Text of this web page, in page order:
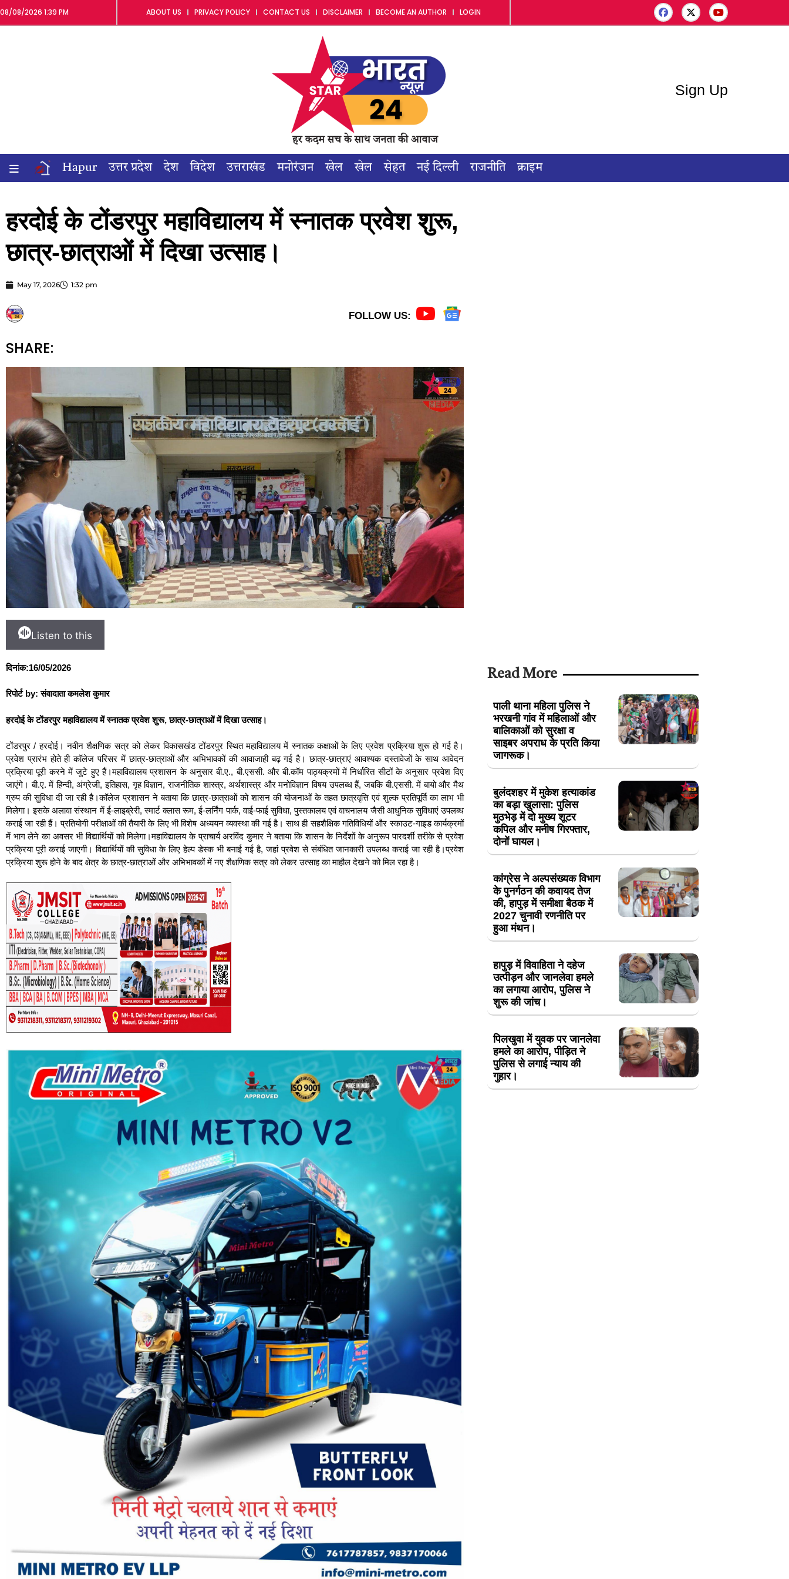
08/08/2026 1:39 PM ABOUT US PRIVACY POLICY CONTACT US DISCLAIMER BECOME AN AUTHOR LOGIN
Sign Up
Hapur उत्तर प्रदेश देश विदेश उत्तराखंड मनोरंजन खेल खेल सेहत नई दिल्ली राजनीति क्राइम
हरदोई के टोंडरपुर महाविद्यालय में स्नातक प्रवेश शुरू,
छात्र-छात्राओं में दिखा उत्साह।
May 17, 2026 1:32 pm
FOLLOW US:
SHARE:
Listen to this
दिनांक:16/05/2026
रिपोर्ट by: संवादाता कमलेश कुमार
हरदोई के टोंडरपुर महाविद्यालय में स्नातक प्रवेश शुरू, छात्र-छात्राओं में दिखा उत्साह।
टोंडरपुर / हरदोई। नवीन शैक्षणिक सत्र को लेकर विकासखंड टोंडरपुर स्थित महाविद्यालय में स्नातक कक्षाओं के लिए प्रवेश प्रक्रिया शुरू हो गई है।
प्रवेश प्रारंभ होते ही कॉलेज परिसर में छात्र-छात्राओं और अभिभावकों की आवाजाही बढ़ गई है। छात्र-छात्राएं आवश्यक दस्तावेजों के साथ आवेदन
प्रक्रिया पूरी करने में जुटे हुए हैं।महाविद्यालय प्रशासन के अनुसार बी.ए., बी.एससी. और बी.कॉम पाठ्यक्रमों में निर्धारित सीटों के अनुसार प्रवेश दिए
जाएंगे। बी.ए. में हिन्दी, अंग्रेजी, इतिहास, गृह विज्ञान, राजनीतिक शास्त्र, अर्थशास्त्र और मनोविज्ञान विषय उपलब्ध हैं, जबकि बी.एससी. में बायो और मैथ
ग्रुप की सुविधा दी जा रही है।कॉलेज प्रशासन ने बताया कि छात्र-छात्राओं को शासन की योजनाओं के तहत छात्रवृत्ति एवं शुल्क प्रतिपूर्ति का लाभ भी
मिलेगा। इसके अलावा संस्थान में ई-लाइब्रेरी, स्मार्ट क्लास रूम, ई-लर्निंग पार्क, वाई-फाई सुविधा, पुस्तकालय एवं वाचनालय जैसी आधुनिक सुविधाएं उपलब्ध
कराई जा रही हैं। प्रतियोगी परीक्षाओं की तैयारी के लिए भी विशेष अध्ययन व्यवस्था की गई है। साथ ही सहशैक्षिक गतिविधियों और स्काउट-गाइड कार्यक्रमों
में भाग लेने का अवसर भी विद्यार्थियों को मिलेगा।महाविद्यालय के प्राचार्य अरविंद कुमार ने बताया कि शासन के निर्देशों के अनुरूप पारदर्शी तरीके से प्रवेश
प्रक्रिया पूरी कराई जाएगी। विद्यार्थियों की सुविधा के लिए हेल्प डेस्क भी बनाई गई है, जहां प्रवेश से संबंधित जानकारी उपलब्ध कराई जा रही है।प्रवेश
प्रक्रिया शुरू होने के बाद क्षेत्र के छात्र-छात्राओं और अभिभावकों में नए शैक्षणिक सत्र को लेकर उत्साह का माहौल देखने को मिल रहा है।
Read More
पाली थाना महिला पुलिस ने
भरखनी गांव में महिलाओं और
बालिकाओं को सुरक्षा व
साइबर अपराध के प्रति किया
जागरूक।
बुलंदशहर में मुकेश हत्याकांड
का बड़ा खुलासा: पुलिस
मुठभेड़ में दो मुख्य शूटर
कपिल और मनीष गिरफ्तार,
दोनों घायल।
कांग्रेस ने अल्पसंख्यक विभाग
के पुनर्गठन की कवायद तेज
की, हापुड़ में समीक्षा बैठक में
2027 चुनावी रणनीति पर
हुआ मंथन।
हापुड़ में विवाहिता ने दहेज
उत्पीड़न और जानलेवा हमले
का लगाया आरोप, पुलिस ने
शुरू की जांच।
पिलखुवा में युवक पर जानलेवा
हमले का आरोप, पीड़ित ने
पुलिस से लगाई न्याय की
गुहार।